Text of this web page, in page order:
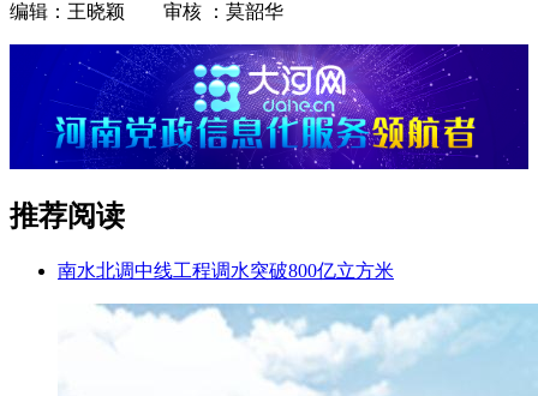
编辑：王晓颖 审核 ：莫韶华
推荐阅读
南水北调中线工程调水突破800亿立方米